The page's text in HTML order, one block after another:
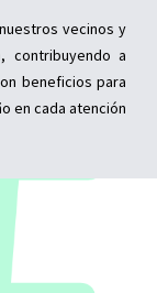
vecinos y
contribuyendo a
beneficios para
en cada atención